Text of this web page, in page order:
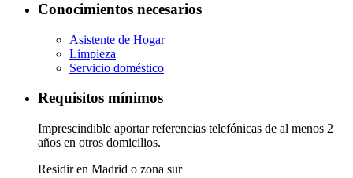
Conocimientos necesarios
Asistente de Hogar
Limpieza
Servicio doméstico
Requisitos mínimos
Imprescindible aportar referencias telefónicas de al menos 2
años en otros domicilios.
Residir en Madrid o zona sur